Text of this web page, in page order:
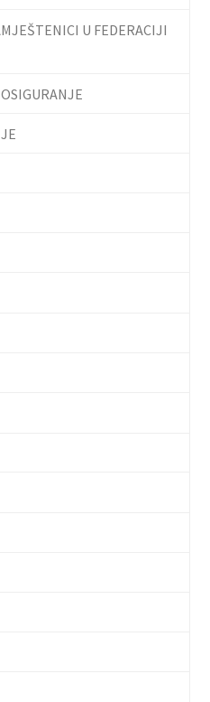
U FEDERACIJI